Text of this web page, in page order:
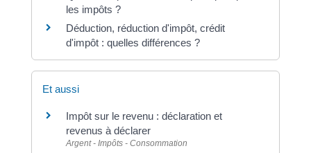
les impôts ?
Déduction, réduction d'impôt, crédit
d'impôt : quelles différences ?
Et aussi
Impôt sur le revenu : déclaration et
revenus à déclarer
Argent - Impôts - Consommation